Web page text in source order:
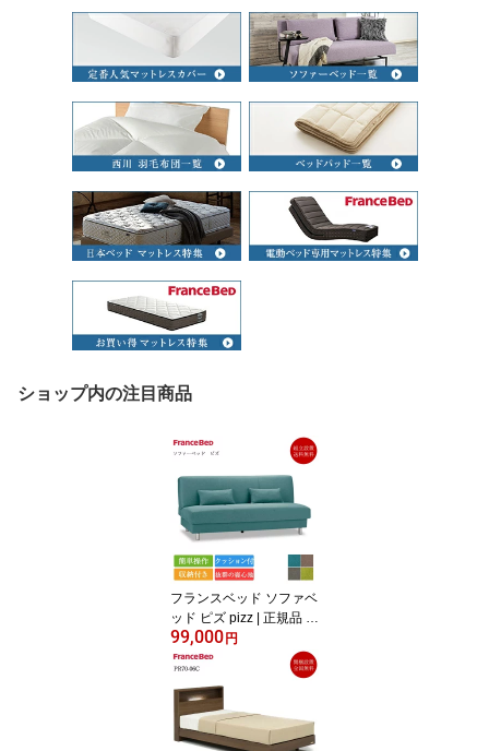
ショップ内の注目商品
フランスベッド ソファベ
ッド ピズ pizz | 正規品 7
5周年記念モデル 収納付
き 3人掛け
99,000円